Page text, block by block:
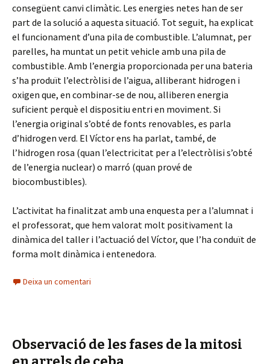
consegüent canvi climàtic. Les energies netes han de ser
part de la solució a aquesta situació. Tot seguit, ha explicat
el funcionament d’una pila de combustible. L’alumnat, per
parelles, ha muntat un petit vehicle amb una pila de
combustible. Amb l’energia proporcionada per una bateria
s’ha produït l’electròlisi de l’aigua, alliberant hidrogen i
oxigen que, en combinar-se de nou, alliberen energia
suficient perquè el dispositiu entri en moviment. Si
l’energia original s’obté de fonts renovables, es parla
d’hidrogen verd. El Víctor ens ha parlat, també, de
l’hidrogen rosa (quan l’electricitat per a l’electròlisi s’obté
de l’energia nuclear) o marró (quan prové de
biocombustibles).
L’activitat ha finalitzat amb una enquesta per a l’alumnat i
el professorat, que hem valorat molt positivament la
dinàmica del taller i l’actuació del Víctor, que l’ha conduït de
forma molt dinàmica i entenedora.
Deixa un comentari
Observació de les fases de la mitosi